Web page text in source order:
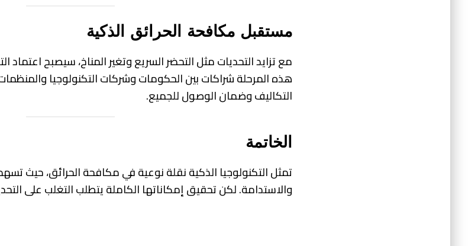
مستقبل مكافحة الحرائق الذكية
مع تزايد التحديات مثل التحضر السريع وتغير المناخ، سيصبح اعتماد
هذه المرحلة شراكات بين الحكومات وشركات التكنولوجيا والمنظمات
التكاليف وضمان الوصول للجميع.
الخاتمة
تمثل التكنولوجيا الذكية نقلة نوعية في مكافحة الحرائق، حيث
والاستدامة. لكن تحقيق إمكاناتها الكاملة يتطلب التغلب على